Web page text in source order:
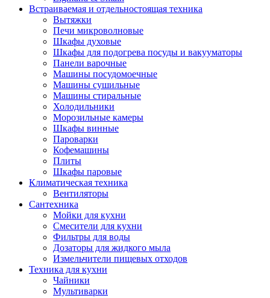
Встраиваемая и отдельностоящая техника
Вытяжки
Печи микроволновые
Шкафы духовые
Шкафы для подогрева посуды и вакууматоры
Панели варочные
Машины посудомоечные
Машины сушильные
Машины стиральные
Холодильники
Морозильные камеры
Шкафы винные
Пароварки
Кофемашины
Плиты
Шкафы паровые
Климатическая техника
Вентиляторы
Сантехника
Мойки для кухни
Смесители для кухни
Фильтры для воды
Дозаторы для жидкого мыла
Измельчители пищевых отходов
Техника для кухни
Чайники
Мультиварки